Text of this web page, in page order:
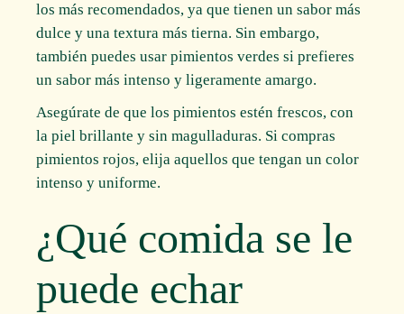
los más recomendados, ya que tienen un sabor más
dulce y una textura más tierna. Sin embargo,
también puedes usar pimientos verdes si prefieres
un sabor más intenso y ligeramente amargo.
Asegúrate de que los pimientos estén frescos, con
la piel brillante y sin magulladuras. Si compras
pimientos rojos, elija aquellos que tengan un color
intenso y uniforme.
¿Qué comida se le
puede echar